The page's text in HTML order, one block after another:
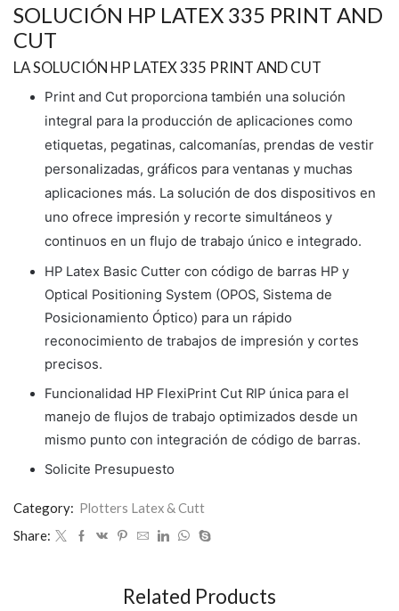
SOLUCIÓN HP LATEX 335 PRINT AND
CUT
LA SOLUCIÓN HP LATEX 335 PRINT AND CUT
Print and Cut proporciona también una solución
integral para la producción de aplicaciones como
etiquetas, pegatinas, calcomanías, prendas de vestir
personalizadas, gráficos para ventanas y muchas
aplicaciones más. La solución de dos dispositivos en
uno ofrece impresión y recorte simultáneos y
continuos en un flujo de trabajo único e integrado.
HP Latex Basic Cutter con código de barras HP y
Optical Positioning System (OPOS, Sistema de
Posicionamiento Óptico) para un rápido
reconocimiento de trabajos de impresión y cortes
precisos.
Funcionalidad HP FlexiPrint Cut RIP única para el
manejo de flujos de trabajo optimizados desde un
mismo punto con integración de código de barras.
Solicite Presupuesto
Category: Plotters Latex & Cutt
Share:
Related Products